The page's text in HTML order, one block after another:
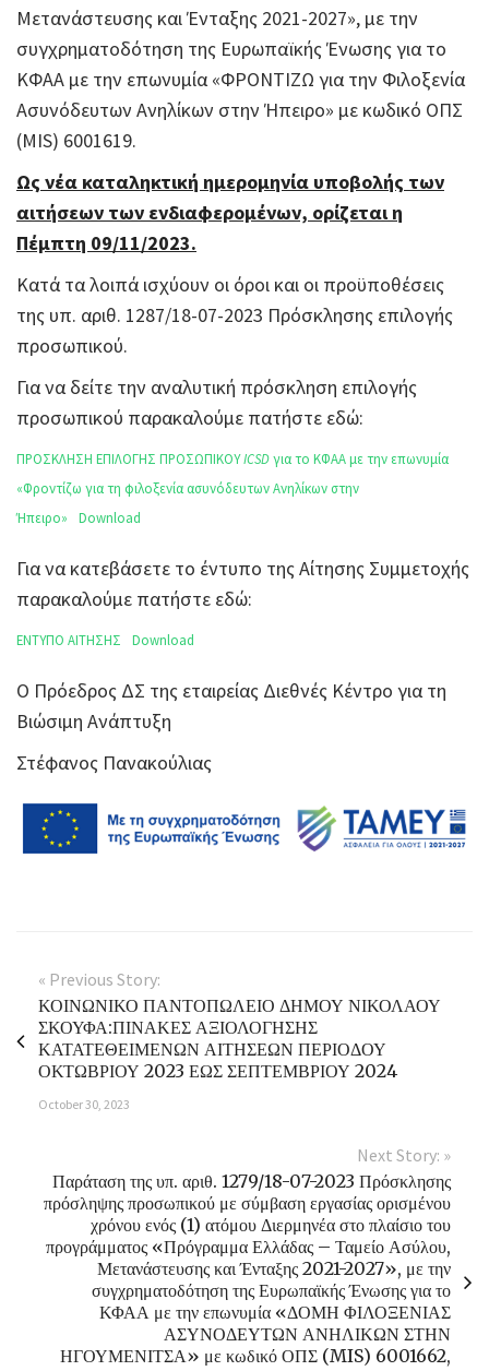
Μετανάστευσης και Ένταξης 2021-2027», με την
συγχρηματοδότηση της Ευρωπαϊκής Ένωσης για το
ΚΦΑΑ με την επωνυμία «ΦΡΟΝΤΙΖΩ για την Φιλοξενία
Ασυνόδευτων Ανηλίκων στην Ήπειρο» με κωδικό ΟΠΣ
(MIS) 6001619.
Ως νέα καταληκτική ημερομηνία υποβολής των
αιτήσεων των ενδιαφερομένων, ορίζεται η
Πέμπτη 09/11/2023.
Κατά τα λοιπά ισχύουν οι όροι και οι προϋποθέσεις
της υπ. αριθ. 1287/18-07-2023 Πρόσκλησης επιλογής
προσωπικού.
Για να δείτε την αναλυτική πρόσκληση επιλογής
προσωπικού παρακαλούμε πατήστε εδώ:
ΠΡΟΣΚΛΗΣΗ ΕΠΙΛΟΓΗΣ ΠΡΟΣΩΠΙΚΟΥICSDγια το ΚΦΑΑ με την επωνυμία
«Φροντίζω για τη φιλοξενία ασυνόδευτων Ανηλίκων στην
Ήπειρο»
Download
Για να κατεβάσετε το έντυπο της Αίτησης Συμμετοχής
παρακαλούμε πατήστε εδώ:
ΕΝΤΥΠΟ ΑΙΤΗΣΗΣ Download
Ο Πρόεδρος ΔΣ της εταιρείας Διεθνές Κέντρο για τη
Βιώσιμη Ανάπτυξη
Στέφανος Πανακούλιας
« Previous Story:
ΚΟΙΝΩΝΙΚΟ ΠΑΝΤΟΠΩΛΕΙΟ ΔΗΜΟΥ ΝΙΚΟΛΑΟΥ
ΣΚΟΥΦΑ:ΠΙΝΑΚΕΣ ΑΞΙΟΛΟΓΗΣΗΣ
ΚΑΤΑΤΕΘΕΙΜΕΝΩΝ ΑΙΤΗΣΕΩΝ ΠΕΡΙΟΔΟΥ
ΟΚΤΩΒΡΙΟΥ 2023 ΕΩΣ ΣΕΠΤΕΜΒΡΙΟΥ 2024
October 30, 2023
Next Story: »
Παράταση της υπ. αριθ. 1279/18-07-2023 Πρόσκλησης
πρόσληψης προσωπικού με σύμβαση εργασίας ορισμένου
χρόνου ενός (1) ατόμου Διερμηνέα στο πλαίσιο του
προγράμματος «Πρόγραμμα Ελλάδας – Ταμείο Ασύλου,
Μετανάστευσης και Ένταξης 2021-2027», με την
συγχρηματοδότηση της Ευρωπαϊκής Ένωσης για το
ΚΦΑΑ με την επωνυμία «ΔΟΜΗ ΦΙΛΟΞΕΝΙΑΣ
ΑΣΥΝΟΔΕΥΤΩΝ ΑΝΗΛΙΚΩΝ ΣΤΗΝ
ΗΓΟΥΜΕΝΙΤΣΑ» με κωδικό ΟΠΣ (MIS) 6001662,